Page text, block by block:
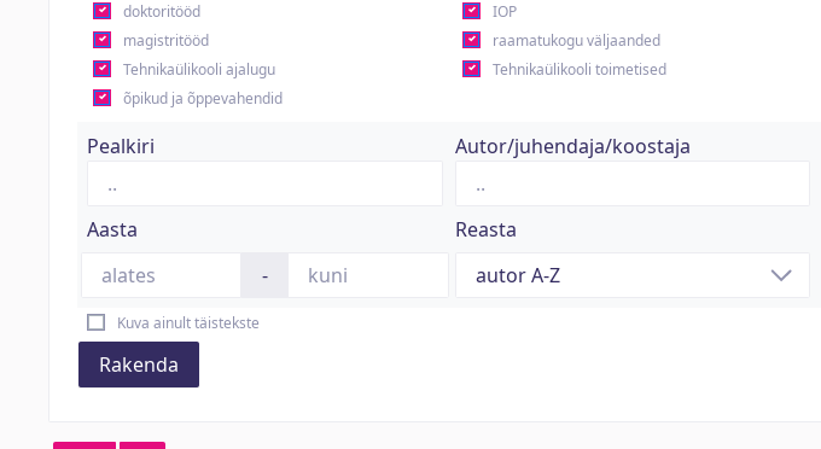
doktoritööd
IOP
magistritööd
raamatukogu väljaanded
Tehnikaülikooli ajalugu
Tehnikaülikooli toimetised
õpikud ja õppevahendid
Pealkiri Autor/juhendaja/koostaja
Aasta
-
Reasta
Kuva ainult täistekste
Rakenda